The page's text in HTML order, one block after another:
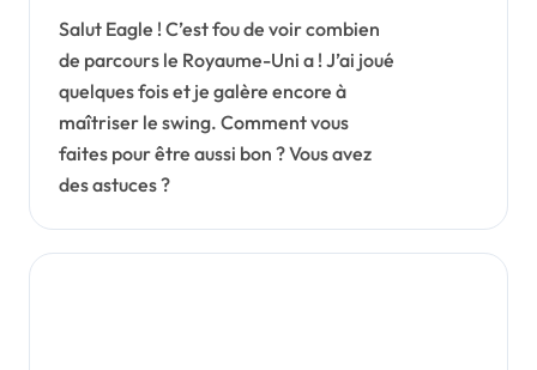
Salut Eagle ! C’est fou de voir combien
de parcours le Royaume-Uni a ! J’ai joué
quelques fois et je galère encore à
maîtriser le swing. Comment vous
faites pour être aussi bon ? Vous avez
des astuces ?